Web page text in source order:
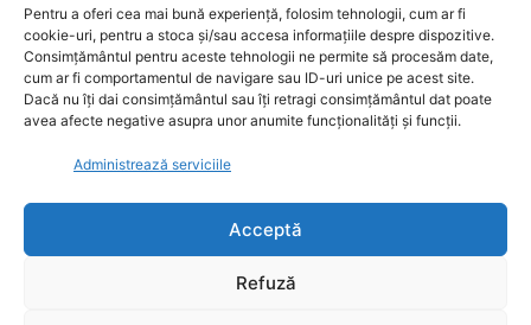
Pentru a oferi cea mai bună experiență, folosim tehnologii, cum ar fi
cookie-uri, pentru a stoca și/sau accesa informațiile despre dispozitive.
Consimțământul pentru aceste tehnologii ne permite să procesăm date,
cum ar fi comportamentul de navigare sau ID-uri unice pe acest site.
Dacă nu îți dai consimțământul sau îți retragi consimțământul dat poate
avea afecte negative asupra unor anumite funcționalități și funcții.
Administrează serviciile
Acceptă
Refuză
Tehnologie
Financiar
160
ABUZURI
158
Social
Educatie
Cultura
149